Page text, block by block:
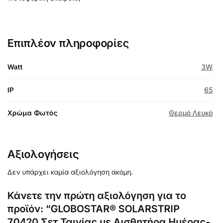
Επιπλέον πληροφορίες
Watt 3W
IP 65
Χρώμα Φωτός Θερμό Λευκό
Αξιολογήσεις
Δεν υπάρχει καμία αξιολόγηση ακόμη.
Κάνετε την πρώτη αξιολόγηση για το
προϊόν: “GLOBOSTAR® SOLARSTRIP